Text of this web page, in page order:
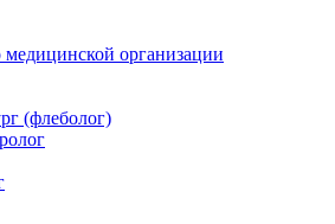
медицинской организации
(флеболог)